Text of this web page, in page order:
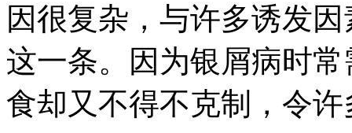
因很复杂，与许多诱发
这一条。因为银屑病时
食却又不得不克制，令